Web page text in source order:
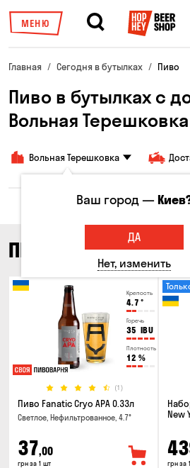
МЕНЮ
Главная Сегодня в бутылках Пиво
Пиво в бутылках с
Вольная Терешковка
Вольная Терешковка
Все товары Пиво Сидр
ПИВО
Крепость
4.7 °
Горечь
35 IBU
Плотность
12 %
(1)
Пиво Fanatic Cryo APA 0.33л
Светлое, Нефильтрованное, 4.7°
37,00
грн за 1 шт
New
грн за
Ваш город —
ДА
Нет, изменить